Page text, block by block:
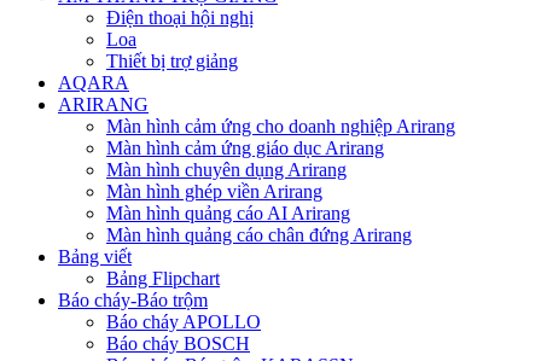
Điện thoại hội nghị
Loa
Thiết bị trợ giảng
AQARA
ARIRANG
Màn hình cảm ứng cho doanh nghiệp Arirang
Màn hình cảm ứng giáo dục Arirang
Màn hình chuyên dụng Arirang
Màn hình ghép viền Arirang
Màn hình quảng cáo AI Arirang
Màn hình quảng cáo chân đứng Arirang
Bảng viết
Bảng Flipchart
Báo cháy-Báo trộm
Báo cháy APOLLO
Báo cháy BOSCH